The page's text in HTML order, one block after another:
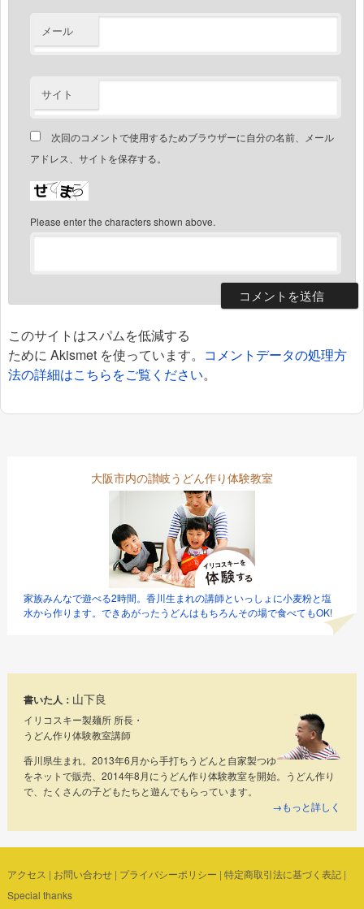
メール
サイト
次回のコメントで使用するためブラウザーに自分の名前、メール
アドレス、サイトを保存する。
Please enter the characters shown above.
このサイトはスパムを低減する
ために Akismet を使っています。 コメントデータの処理方
法の詳細はこちらをご覧ください。
大阪市内の讃岐うどん作り体験教室
家族みんなで遊べる2時間。香川生まれの講師といっしょに小麦粉と塩
水から作ります。できあがったうどんはもちろんその場で食べてもOK!
書いた人： 山下良
イリコスキー製麺所 所長・
うどん作り体験教室講師
香川県生まれ。2013年6月から手打ちうどんと自家製つゆ
をネットで販売、2014年8月にうどん作り体験教室を開始。うどん作り
で、たくさんの子どもたちと遊んでもらっています。
→もっと詳しく
アクセス | お問い合わせ| プライバシーポリシー | 特定商取引法に基づく表記|
Special thanks